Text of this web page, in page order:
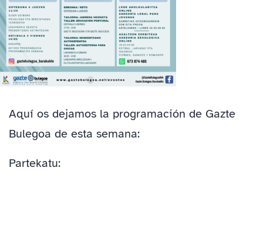
Aquí os dejamos la programación de Gazte
Bulegoa de esta semana:
Partekatu: